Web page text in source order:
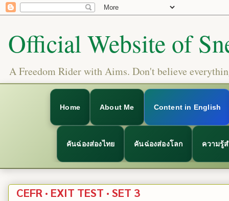
Official Website of
A Freedom Rider with Aims. Don't believe
Home About Me Content in English
คันฉ่องส่องไทย คันฉ่องส่องโลก ความรู้
CEFR · EXIT TEST · SET 3